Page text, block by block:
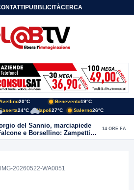
PUBBLICITÀCERCA
20°C Benevento19°C
24°C Napoli27°C Salerno26°C
del Sannio, marciapiede
e Borsellino: Zampetti e
replicano alle polemiche
14 ORE FA
20260522-WA0051